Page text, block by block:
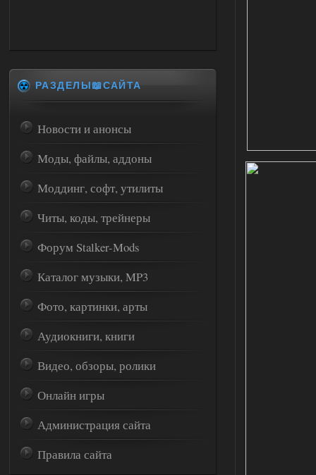
РАЗДЕЛЫ📖САЙТА
Новости и анонсы
Моды, файлы, аддоны
Моддинг, софт, утилиты
Читы, коды, трейнеры
Форум Stalker-Mods
Каталог музыки, MP3
Фото, картинки, арты
Аудиокниги, книги
Видео, обзоры, ролики
Онлайн игры
Администрация сайта
Правила сайта